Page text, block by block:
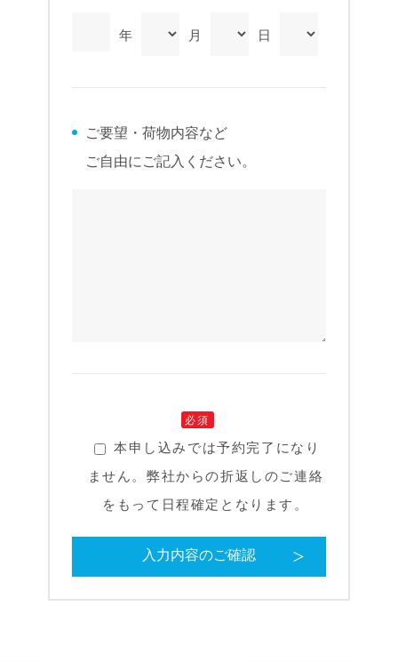
年 月 日
ご要望・荷物内容など
ご自由にご記入ください。
必須
本申し込みでは予約完了になり
ません。弊社からの折返しのご連絡
をもって日程確定となります。